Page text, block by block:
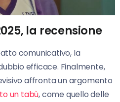
la recensione
comunicativo, la
efficace. Finalmente,
affronta un argomento
un tabù, come quello delle